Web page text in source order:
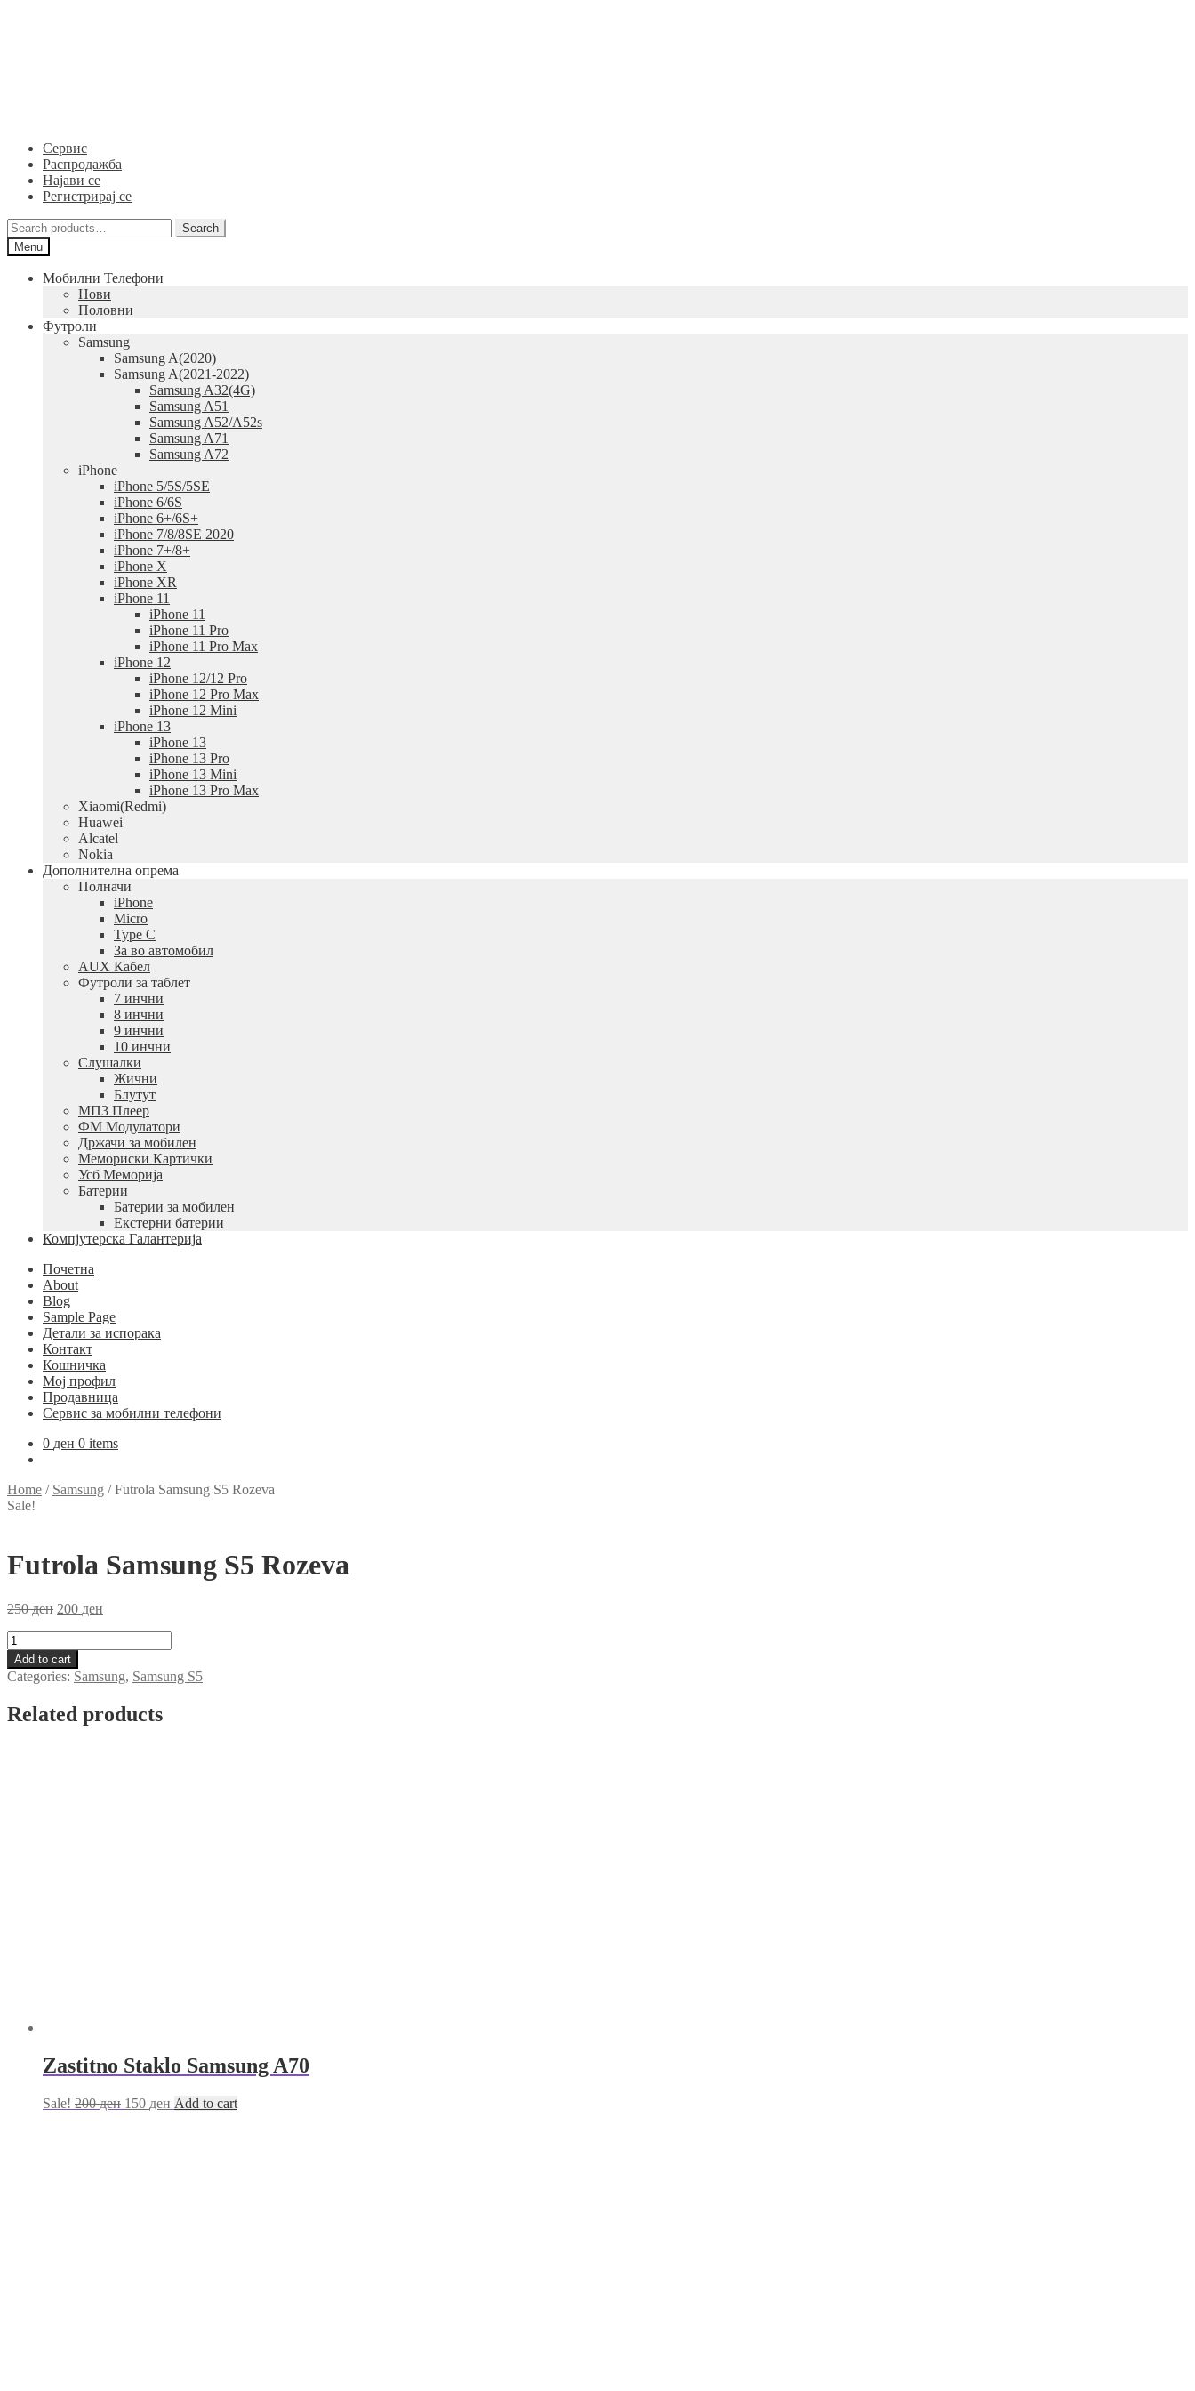
Сервис
Распродажба
Најави се
Регистрирај се
Search
for:
Search
Menu
Мобилни Телефони
Нови
Половни
Футроли
Samsung
Samsung A(2020)
Samsung A(2021-2022)
Samsung A32(4G)
Samsung A51
Samsung A52/A52s
Samsung A71
Samsung A72
iPhone
iPhone 5/5S/5SE
iPhone 6/6S
iPhone 6+/6S+
iPhone 7/8/8SE 2020
iPhone 7+/8+
iPhone X
iPhone XR
iPhone 11
iPhone 11
iPhone 11 Pro
iPhone 11 Pro Max
iPhone 12
iPhone 12/12 Pro
iPhone 12 Pro Max
iPhone 12 Mini
iPhone 13
iPhone 13
iPhone 13 Pro
iPhone 13 Mini
iPhone 13 Pro Max
Xiaomi(Redmi)
Huawei
Alcatel
Nokia
Дополнителна опрема
Полначи
iPhone
Micro
Type C
За во автомобил
AUX Кабел
Футроли за таблет
7 инчни
8 инчни
9 инчни
10 инчни
Слушалки
Жични
Блутут
МП3 Плеер
ФМ Модулатори
Држачи за мобилен
Мемориски Картички
Усб Меморија
Батерии
Батерии за мобилен
Екстерни батерии
Компјутерска Галантерија
Почетна
About
Blog
Sample Page
Детали за испорака
Контакт
Кошничка
Мој профил
Продавница
Сервис за мобилни телефони
0 ден 0 items
Home / Samsung /Futrola Samsung S5 Rozeva
Sale!
Futrola Samsung S5 Rozeva
250ден 200 ден
Futrola
Samsung
S5
Rozeva
Add to cart
Categories: Samsung, Samsung S5
Related products
Zastitno Staklo Samsung A70
Sale! 200ден 150 ден Add to cart